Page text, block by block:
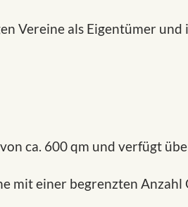
Vereine als Eigentümer
ca. 600 qm und verfügt
mit einer begrenzten